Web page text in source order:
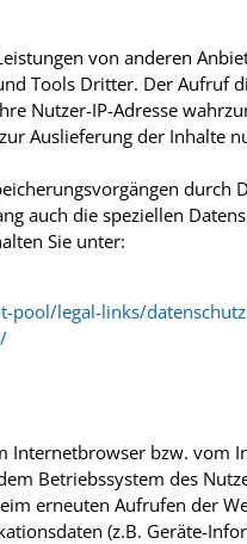
von anderen
Tools Dritter. Der Aufruf
Nutzer-IP-Adresse
Auslieferung der Inhalte
auch die speziellen
Sie unter:
pool/legal-links/
Internetbrowser bzw.
Betriebssystem des
erneuten Aufrufen der
(z.B. Geräte-